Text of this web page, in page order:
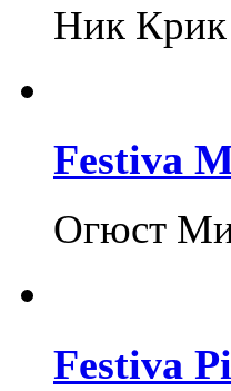
Ник
Festiva
Огюст
Festiva